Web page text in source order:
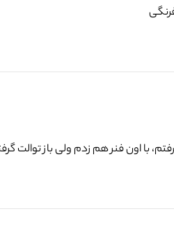
با اون فنر هم زدم ولی باز